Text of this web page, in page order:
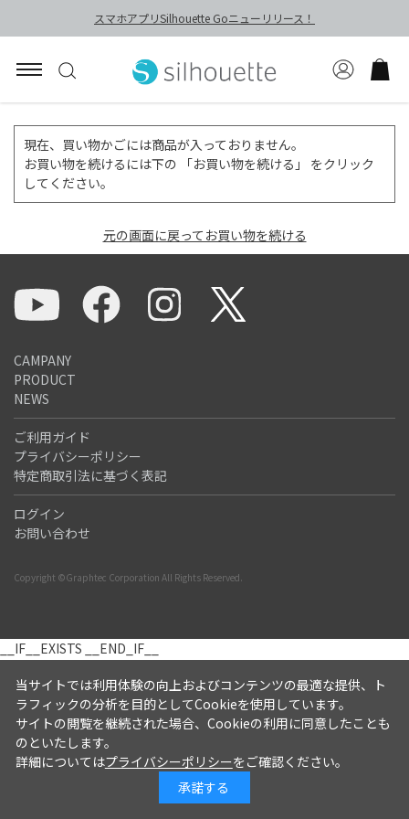
スマホアプリSilhouette Goニューリリース！
現在、買い物かごには商品が入っておりません。
お買い物を続けるには下の 「お買い物を続ける」 をクリック
してください。
元の画面に戻ってお買い物を続ける
CAMPANY
PRODUCT
NEWS
ご利用ガイド
プライバシーポリシー
特定商取引法に基づく表記
ログイン
お問い合わせ
Copyright ©Graphtec Corporation All Rights Reserved.
__IF__EXISTS __END_IF__
当サイトでは利用体験の向上およびコンテンツの最適な提供、ト
ラフィックの分析を目的としてCookieを使用しています。
サイトの閲覧を継続された場合、Cookieの利用に同意したことも
のといたします。
詳細についてはプライバシーポリシーをご確認ください。
承諾する